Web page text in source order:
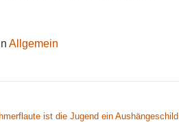
Allgemein
ist die Jugend ein Aushängeschild